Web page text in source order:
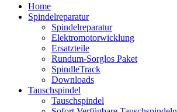
Home
Spindelreparatur
Spindelreparatur
Elektromotorwicklung
Ersatzteile
Rundum-Sorglos Paket
SpindleTrack
Downloads
Tauschspindel
Tauschspindel